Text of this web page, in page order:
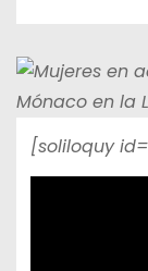
[soliloquy